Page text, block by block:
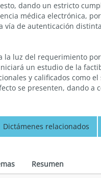
dando un estricto
médica electrónica,
vía de autenticación
la luz del requerimiento
un estudio de la
y calificados como
se presenten, dando a
Dictámenes relacionados
Resumen